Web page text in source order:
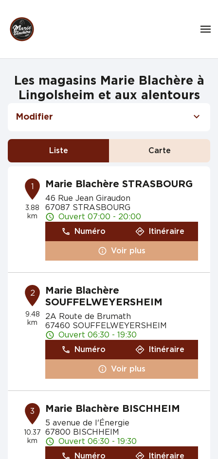
Les magasins Marie Blachère à
Lingolsheim et aux alentours
Modifier
Liste Carte
1
3.88
km
Marie Blachère STRASBOURG
46 Rue Jean Giraudon
67087 STRASBOURG
Ouvert 07:00 - 20:00
Numéro
Itinéraire
Voir plus
2
9.48
km
Marie Blachère
SOUFFELWEYERSHEIM
2A Route de Brumath
67460 SOUFFELWEYERSHEIM
Ouvert 06:30 - 19:30
Numéro
Itinéraire
Voir plus
3
10.37
km
Marie Blachère BISCHHEIM
5 avenue de l'Énergie
67800 BISCHHEIM
Ouvert 06:30 - 19:30
Numéro
Itinéraire